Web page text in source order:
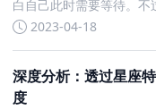
白自己此时需要等待。
势，此时更可以放手一搏
2023-04-18
深度分析：透过星座
度